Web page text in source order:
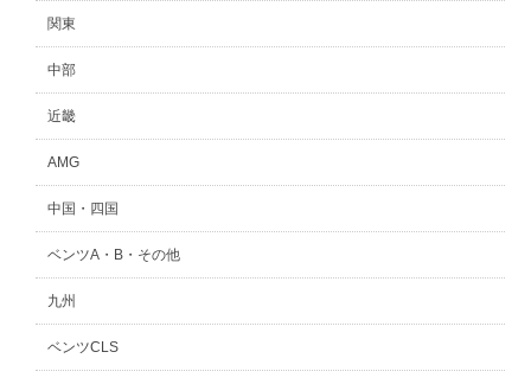
関東
中部
近畿
AMG
中国・四国
ベンツA・B・その他
九州
ベンツCLS